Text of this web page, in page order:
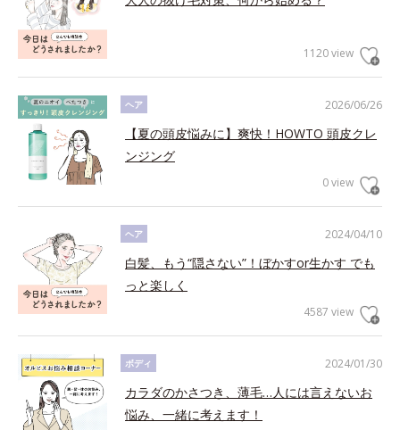
1120 view
2026/06/26
ヘア
【夏の頭皮悩みに】爽快！HOWTO 頭皮クレ
ンジング
0 view
2024/04/10
ヘア
白髪、もう“隠さない”！ぼかすor生かす でも
っと楽しく
4587 view
2024/01/30
ボディ
カラダのかさつき、薄毛…人には言えないお
悩み、一緒に考えます！